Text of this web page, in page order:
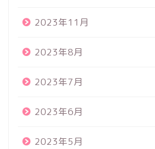
2023年11月
2023年8月
2023年7月
2023年6月
2023年5月